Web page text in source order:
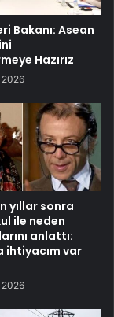
Bakanı: Asean
Hazırız
2026
yıllar sonra
ile neden
anlattı:
ihtiyacım var
2026